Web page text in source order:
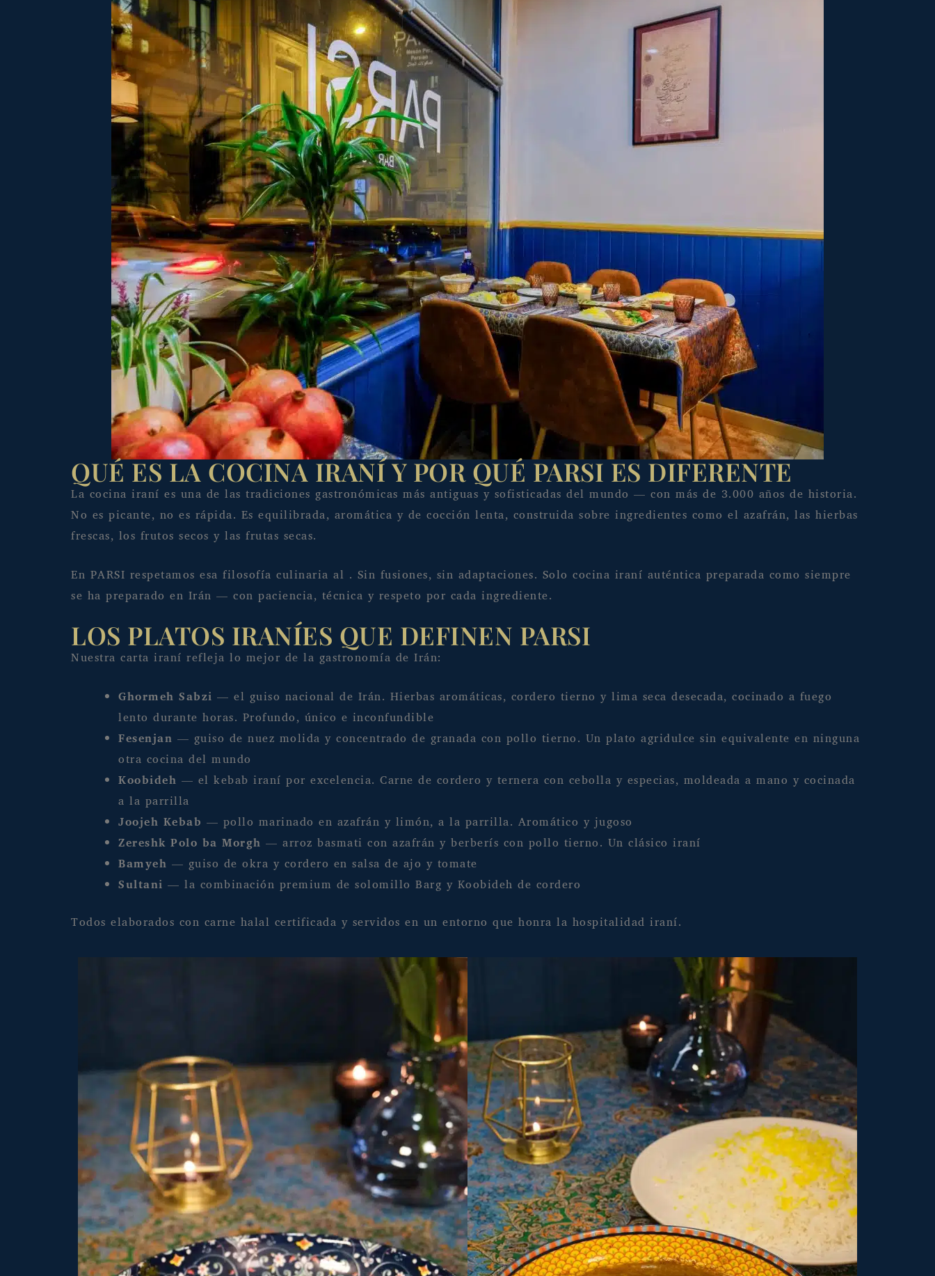
QUÉ ES LA COCINA IRANÍ Y POR QUÉ PARSI ES DIFERENTE
La cocina iraní es una de las tradiciones gastronómicas más antiguas y sofisticadas del mundo — con más de 3.000 años de historia.
No es picante, no es rápida. Es equilibrada, aromática y de cocción lenta, construida sobre ingredientes como el azafrán, las hierbas
frescas, los frutos secos y las frutas secas.
En PARSI respetamos esa filosofía culinaria al . Sin fusiones, sin adaptaciones. Solo cocina iraní auténtica preparada como siempre
se ha preparado en Irán — con paciencia, técnica y respeto por cada ingrediente.
LOS PLATOS IRANÍES QUE DEFINEN PARSI
Nuestra carta iraní refleja lo mejor de la gastronomía de Irán:
Ghormeh Sabzi — el guiso nacional de Irán. Hierbas aromáticas, cordero tierno y lima seca desecada, cocinado a fuego
lento durante horas. Profundo, único e inconfundible
Fesenjan — guiso de nuez molida y concentrado de granada con pollo tierno. Un plato agridulce sin equivalente en ninguna
otra cocina del mundo
Koobideh — el kebab iraní por excelencia. Carne de cordero y ternera con cebolla y especias, moldeada a mano y cocinada
a la parrilla
Joojeh Kebab — pollo marinado en azafrán y limón, a la parrilla. Aromático y jugoso
Zereshk Polo ba Morgh — arroz basmati con azafrán y berberís con pollo tierno. Un clásico iraní
Bamyeh — guiso de okra y cordero en salsa de ajo y tomate
Sultani — la combinación premium de solomillo Barg y Koobideh de cordero
Todos elaborados con carne halal certificada y servidos en un entorno que honra la hospitalidad iraní.